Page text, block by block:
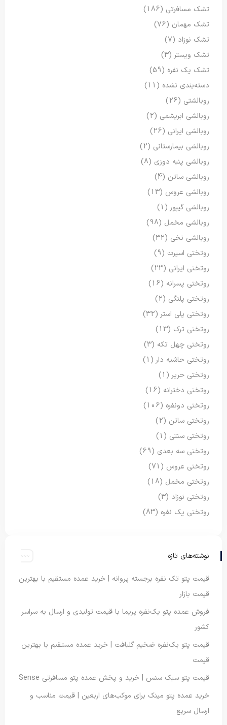
تشک مسافرتی (186)
تشک مهمان (76)
تشک نوزاد (7)
تشک ویستر (3)
تشک یک نفره (59)
دسته‌بندی نشده (11)
روبالشتی (26)
روبالشی ابریشمی (2)
روبالشی ایرانی (26)
روبالشی بیمارستانی (2)
روبالشی پنبه دوزی (8)
روبالشی ساتن (4)
روبالشی عروس (13)
روبالشی گیپور (1)
روبالشی مخمل (98)
روبالشی نخی (32)
روتختی اسپرت (9)
روتختی ایرانی (23)
روتختی پسرانه (16)
روتختی پلنگی (2)
روتختی پلی استر (32)
روتختی ترک (13)
روتختی چهل تکه (3)
روتختی حاشیه دار (1)
روتختی حریر (1)
روتختی دخترانه (16)
روتختی دونفره (106)
روتختی ساتن (2)
روتختی سنتی (1)
روتختی سه بعدی (69)
روتختی عروس (71)
روتختی مخمل (18)
روتختی نوزاد (3)
روتختی یک نفره (83)
نوشته‌های تازه
قیمت پتو تک نفره برجسته پروانه | خرید عمده مستقیم با بهترین
قیمت بازار
فروش عمده پتو یک‌نفره پریما با قیمت تولیدی و ارسال به سراسر
کشور
قیمت پتو یک‌نفره ضخیم گلبافت | خرید عمده مستقیم با بهترین
قیمت
قیمت پتو سبک سنس | خرید و پخش عمده پتو مسافرتی Sense
خرید عمده پتو مینک برای موکب‌های اربعین | قیمت مناسب و
ارسال سریع